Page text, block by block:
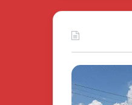
تفاصيل
إطلاق
قمة